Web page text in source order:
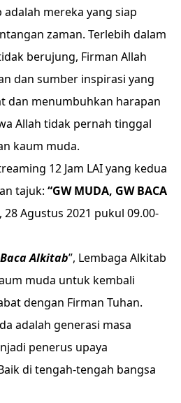
mereka yang siap
zaman. Terlebih dalam
berujung, Firman Allah
dan sumber inspirasi yang
dan menumbuhkan harapan
Allah tidak pernah tinggal
kaum muda.
12 Jam LAI yang kedua
tajuk: “GW MUDA, GW BACA
28 Agustus 2021 pukul 09.00-
Alkitab”, Lembaga Alkitab
muda untuk kembali
dengan Firman Tuhan.
adalah generasi masa
penerus upaya
di tengah-tengah bangsa